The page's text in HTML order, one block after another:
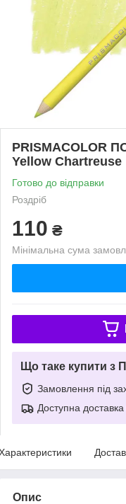
PRISMACOLOR
Yellow Chartreuse
Готово до відправки
Роздріб
110 ₴
Мінімальна сума
Що таке купити з
Замовлення під
Доступна доставка
Опис